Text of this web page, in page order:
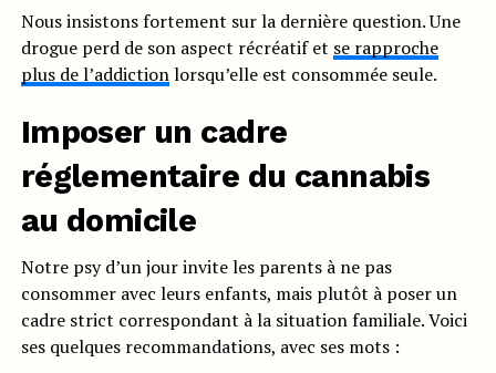
Nous insistons fortement sur la dernière question. Une
drogue perd de son aspect récréatif et se rapproche
plus de l’addictionlorsqu’elle est consommée seule.
Imposer un cadre
réglementaire du cannabis
au domicile
Notre psy d’un jour invite les parents à ne pas
consommer avec leurs enfants, mais plutôt à poser un
cadre strict correspondant à la situation familiale. Voici
ses quelques recommandations, avec ses mots :